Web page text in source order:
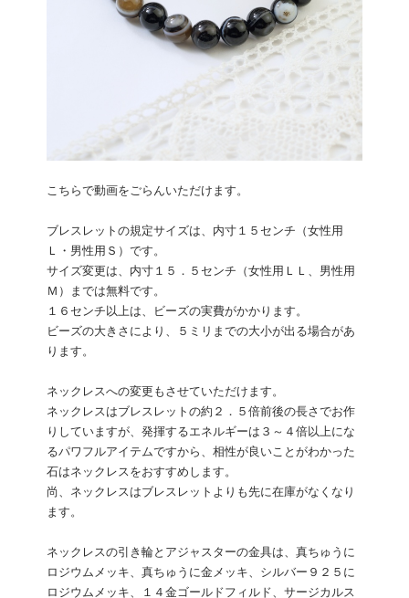
こちらで動画をごらんいただけます。
ブレスレットの規定サイズは、内寸１５センチ（女性用
Ｌ・男性用Ｓ）です。
サイズ変更は、内寸１５．５センチ（女性用ＬＬ、男性用
Ｍ）までは無料です。
１６センチ以上は、ビーズの実費がかかります。
ビーズの大きさにより、５ミリまでの大小が出る場合があ
ります。
ネックレスへの変更もさせていただけます。
ネックレスはブレスレットの約２．５倍前後の長さでお作
りしていますが、発揮するエネルギーは３～４倍以上にな
るパワフルアイテムですから、相性が良いことがわかった
石はネックレスをおすすめします。
尚、ネックレスはブレスレットよりも先に在庫がなくなり
ます。
ネックレスの引き輪とアジャスターの金具は、真ちゅうに
ロジウムメッキ、真ちゅうに金メッキ、シルバー９２５に
ロジウムメッキ、１４金ゴールドフィルド、サージカルス